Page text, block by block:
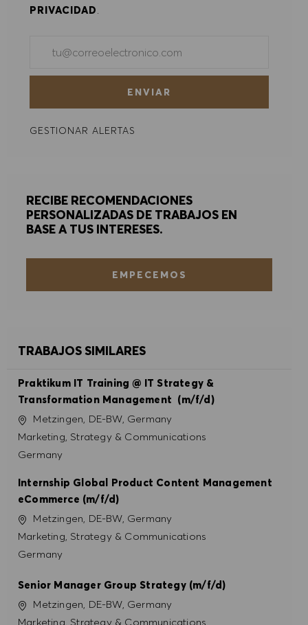
PRIVACIDAD.
ENVIAR
GESTIONAR ALERTAS
RECIBE RECOMENDACIONES
PERSONALIZADAS DE TRABAJOS EN
BASE A TUS INTERESES.
EMPECEMOS
TRABAJOS SIMILARES
Praktikum IT Training @ IT Strategy &
Transformation Management (m/f/d)
Ubicación
Metzingen, DE-BW, Germany
Categoría
Marketing, Strategy & Communications
Germany
Internship Global Product Content Management
eCommerce (m/f/d)
Ubicación
Metzingen, DE-BW, Germany
Categoría
Marketing, Strategy & Communications
Germany
Senior Manager Group Strategy (m/f/d)
Ubicación
Metzingen, DE-BW, Germany
Categoría
Marketing, Strategy & Communications